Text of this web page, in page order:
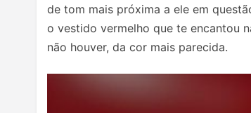
de tom mais próxima a ele em
o vestido vermelho que te encantou
não houver, da cor mais parecida.